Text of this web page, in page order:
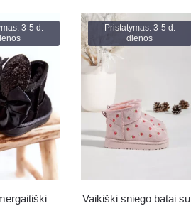
3-5 d.
Pristatymas: 3-5 d.
dienos
Vaikiški sniego batai su